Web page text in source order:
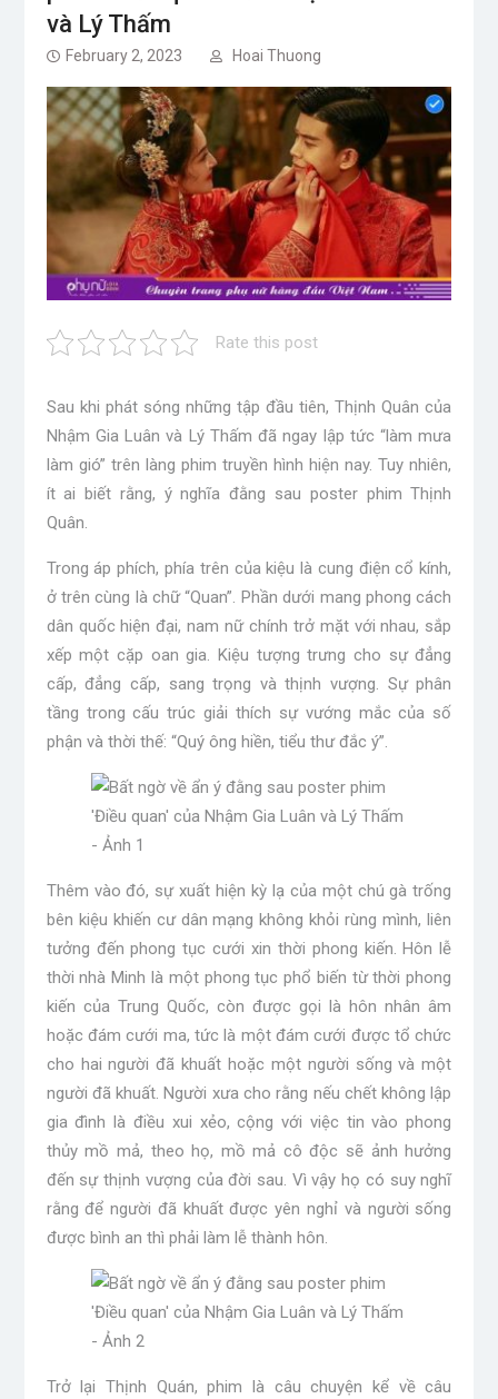
và Lý Thấm
February 2, 2023 Hoai Thuong
Rate this post
Sau khi phát sóng những tập đầu tiên, Thịnh Quân của
Nhậm Gia Luân và Lý Thấm đã ngay lập tức “làm mưa
làm gió” trên làng phim truyền hình hiện nay. Tuy nhiên,
ít ai biết rằng, ý nghĩa đằng sau poster phim Thịnh
Quân.
Trong áp phích, phía trên của kiệu là cung điện cổ kính,
ở trên cùng là chữ “Quan”. Phần dưới mang phong cách
dân quốc hiện đại, nam nữ chính trở mặt với nhau, sắp
xếp một cặp oan gia. Kiệu tượng trưng cho sự đẳng
cấp, đẳng cấp, sang trọng và thịnh vượng. Sự phân
tầng trong cấu trúc giải thích sự vướng mắc của số
phận và thời thế: “Quý ông hiền, tiểu thư đắc ý”.
Thêm vào đó, sự xuất hiện kỳ ​​lạ của một chú gà trống
bên kiệu khiến cư dân mạng không khỏi rùng mình, liên
tưởng đến phong tục cưới xin thời phong kiến. Hôn lễ
thời nhà Minh là một phong tục phổ biến từ thời phong
kiến ​​của Trung Quốc, còn được gọi là hôn nhân âm
hoặc đám cưới ma, tức là một đám cưới được tổ chức
cho hai người đã khuất hoặc một người sống và một
người đã khuất. Người xưa cho rằng nếu chết không lập
gia đình là điều xui xẻo, cộng với việc tin vào phong
thủy mồ mả, theo họ, mồ mả cô độc sẽ ảnh hưởng
đến sự thịnh vượng của đời sau. Vì vậy họ có suy nghĩ
rằng để người đã khuất được yên nghỉ và người sống
được bình an thì phải làm lễ thành hôn.
Trở lại Thịnh Quán, phim là câu chuyện kể về câu